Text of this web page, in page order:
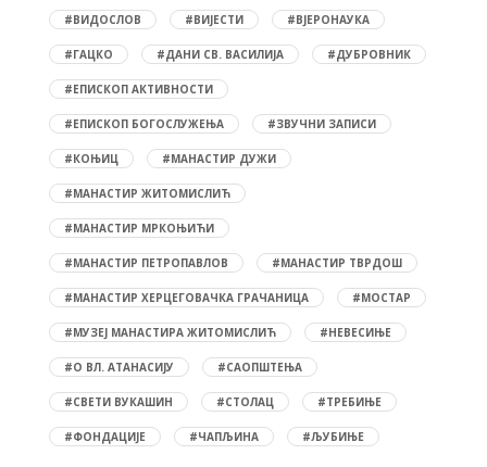
#ВИДОСЛОВ #ВИЈЕСТИ #ВЈЕРОНАУКА
#ГАЦКО #ДАНИ СВ. ВАСИЛИЈА #ДУБРОВНИК
#ЕПИСКОП АКТИВНОСТИ
#ЕПИСКОП БОГОСЛУЖЕЊА #ЗВУЧНИ ЗАПИСИ
#КОЊИЦ #МАНАСТИР ДУЖИ
#МАНАСТИР ЖИТОМИСЛИЋ
#МАНАСТИР МРКОЊИЋИ
#МАНАСТИР ПЕТРОПАВЛОВ #МАНАСТИР ТВРДОШ
#МАНАСТИР ХЕРЦЕГОВАЧКА ГРАЧАНИЦА #МОСТАР
#МУЗЕЈ МАНАСТИРА ЖИТОМИСЛИЋ #НЕВЕСИЊЕ
#О ВЛ. АТАНАСИЈУ #САОПШТЕЊА
#СВЕТИ ВУКАШИН #СТОЛАЦ #ТРЕБИЊЕ
#ФОНДАЦИЈЕ #ЧАПЉИНА #ЉУБИЊЕ